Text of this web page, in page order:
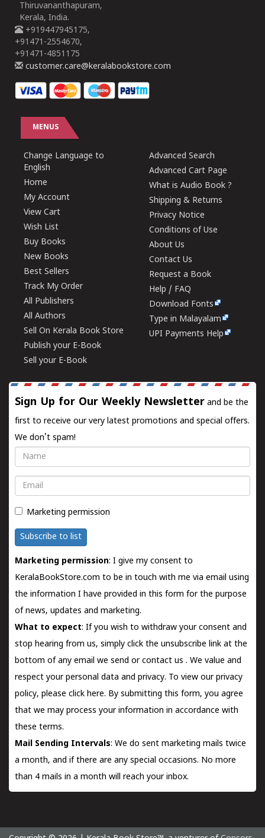
Thiruvananthapuram,
Kerala, India.
+919447945175,
+91471-2554670,
+91471-4851175
customer.care@keralabookstore.com
MENUS
Change Language to
English
Home
My Account
View Cart
Wish List
Buy Books
New Books
Best Sellers
Track My Order
All Publishers
All Authors
Sell On Kerala Book Store
Publish your E-Book
Sell your E-Book
Advanced Search
Advanced Cart Page
What is Audio Book ?
Shipping & Returns
Privacy Notice
Conditions of Use
About Us
Contact Us
Request a Book
Help / FAQ
Download Fonts
Type in Malayalam
UPI Payments Help
Sign Up for Our Weekly Newsletter and be the
first to receive our very latest promotions and special offers.
We don't spam!
Name
Email
Marketing permission
Subscribe to list
Marketing permission: I give my consent to
KeralaBookStore.com to be in touch with me via email using
the information I have provided in this form for the purpose
of news, updates and marketing.
What to expect: If you wish to withdraw your consent and
stop hearing from us, simply click the unsubscribe link at the
bottom of any email we send orcontact us . We value and
respect your personal data and privacy. To view our privacy
policy, please click here. By submitting this form, you agree
that we may process your information in accordance with
these terms.
Mail Sending Intervals: We do sent marketing mails twice
a month, and if there are any special occasions. No more
than 4 mails in a month will reach your inbox.